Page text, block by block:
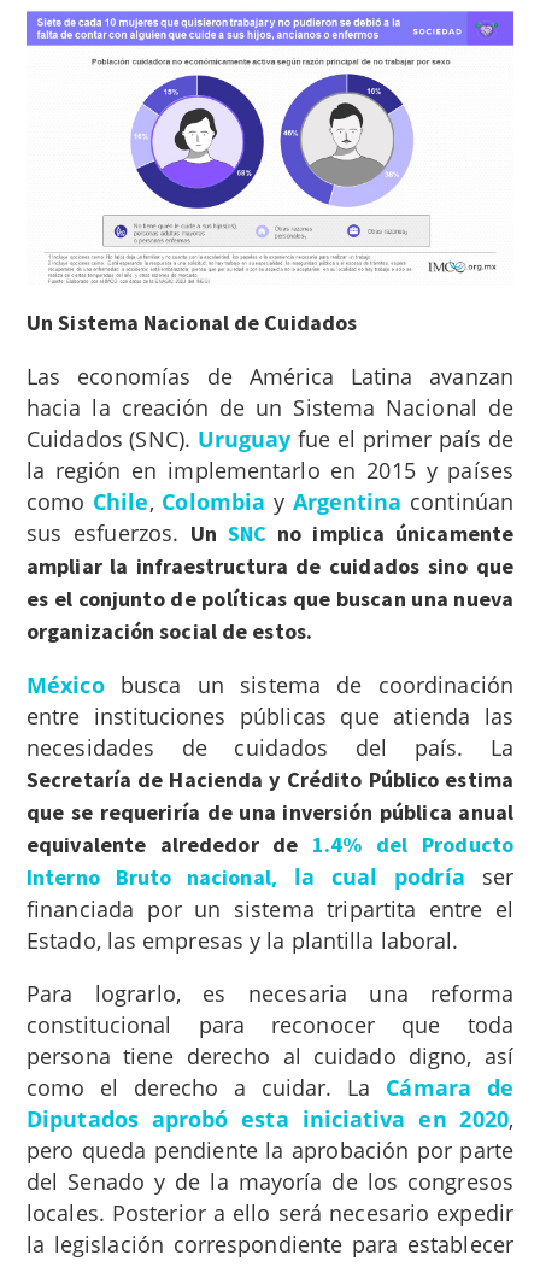
Un Sistema Nacional de Cuidados
Las economías de América Latina avanzan
hacia la creación de un Sistema Nacional de
Cuidados (SNC). Uruguay fue el primer país de
la región en implementarlo en 2015 y países
como Chile, Colombia y Argentina continúan
sus esfuerzos. UnSNC no implica únicamente
ampliar la infraestructura de cuidados sino que
es el conjunto de políticas que buscan una nueva
organización social de estos.
Méxicobusca un sistema de coordinación
entre instituciones públicas que atienda las
necesidades de cuidados del país. La
Secretaría de Hacienda y Crédito Público estima
que se requeriría de una inversión pública anual
equivalente alrededor de 1.4% del Producto
Interno Bruto nacional, la cual podría
ser
financiada por un sistema tripartita entre el
Estado, las empresas y la plantilla laboral.
Para lograrlo, es necesaria una reforma
constitucional para reconocer que toda
persona tiene derecho al cuidado digno, así
como el derecho a cuidar. La
Cámara de
Diputados aprobó esta iniciativa en 2020,
pero queda pendiente la aprobación por parte
del Senado y de la mayoría de los congresos
locales. Posterior a ello será necesario expedir
la legislación correspondiente para establecer